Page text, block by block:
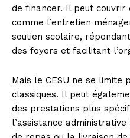
de financer. Il peut
comme l’entretien
soutien scolaire,
des foyers et facilitant
Mais le CESU ne se limite
classiques. Il peut
des prestations plus
l’assistance